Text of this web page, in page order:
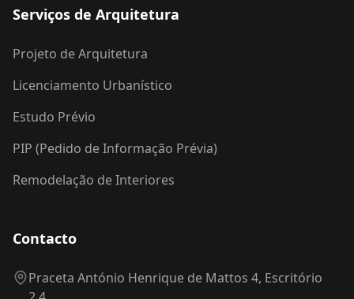
Serviços de Arquitetura
Projeto de Arquitetura
Licenciamento Urbanístico
Estudo Prévio
PIP (Pedido de Informação Prévia)
Remodelação de Interiores
Contacto
Praceta António Henrique de Mattos 4, Escritório